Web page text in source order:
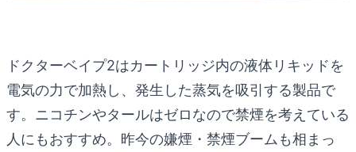
ドクターベイプ2はカートリッジ内の液体リキッドを
電気の力で加熱し、発生した蒸気を吸引する製品で
す。ニコチンやタールはゼロなので禁煙を考えている
人にもおすすめ。昨今の嫌煙・禁煙ブームも相まっ